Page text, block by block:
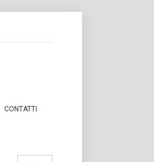
CONTATTI